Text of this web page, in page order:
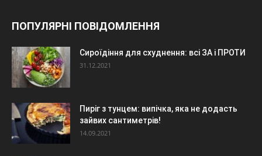
ПОПУЛЯРНІ ПОВІДОМЛЕННЯ
Сироїдіння для схуднення: всі ЗА і ПРОТИ
31.12.2021
Пиріг з тунцем: випічка, яка не додасть
зайвих сантиметрів!
14.09.2021